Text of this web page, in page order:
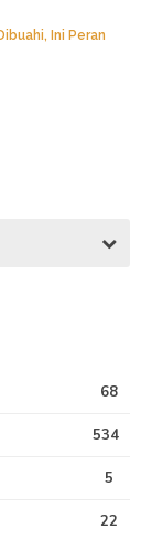
Ini Peran
68
534
5
22